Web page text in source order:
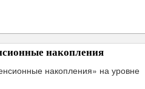
накопления
накопления» на уровне